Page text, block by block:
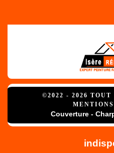
©2022 - 2026
Couverture -